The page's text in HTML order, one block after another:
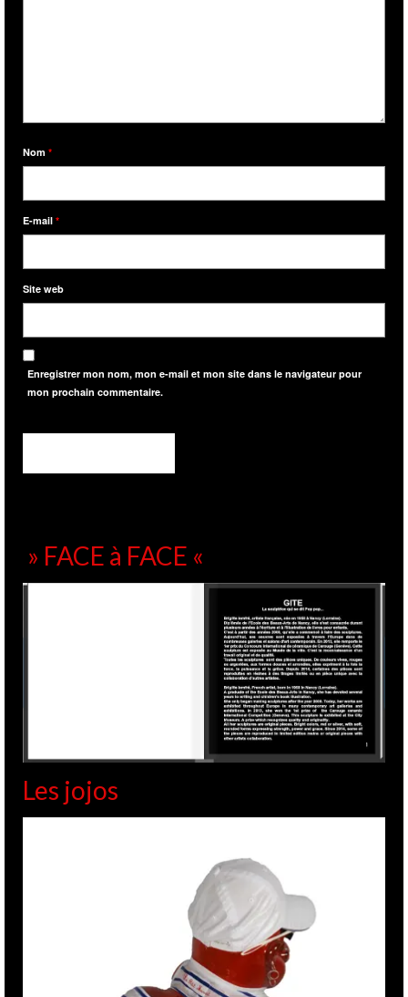
Nom *
E-mail *
Site web
Enregistrer mon nom, mon e-mail et mon site dans le navigateur pour
mon prochain commentaire.
» FACE à FACE «
Les jojos